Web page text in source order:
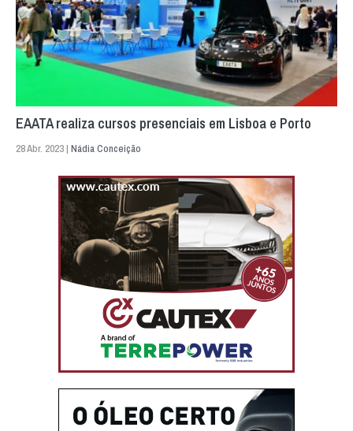
EAATA realiza cursos presenciais em Lisboa e Porto
28 Abr. 2023 | Nádia Conceição